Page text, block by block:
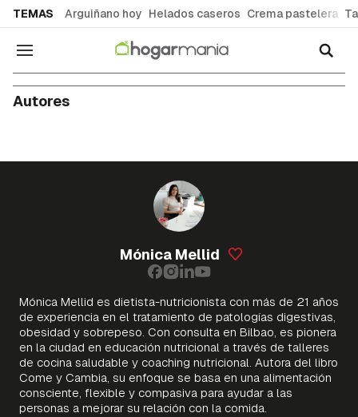
TEMAS Arguiñano hoy Helados caseros Crema pastelera
Navegación
Autores
Mónica Mellid
Mónica Mellid es dietista-nutricionista con más de 21 años
de experiencia en el tratamiento de patologías digestivas,
obesidad y sobrepeso. Con consulta en Bilbao, es pionera
en la ciudad en educación nutricional a través de talleres
de cocina saludable y coaching nutricional. Autora del libro
Come y Cambia, su enfoque se basa en una alimentación
consciente, flexible y compasiva para ayudar a las
personas a mejorar su relación con la comida.